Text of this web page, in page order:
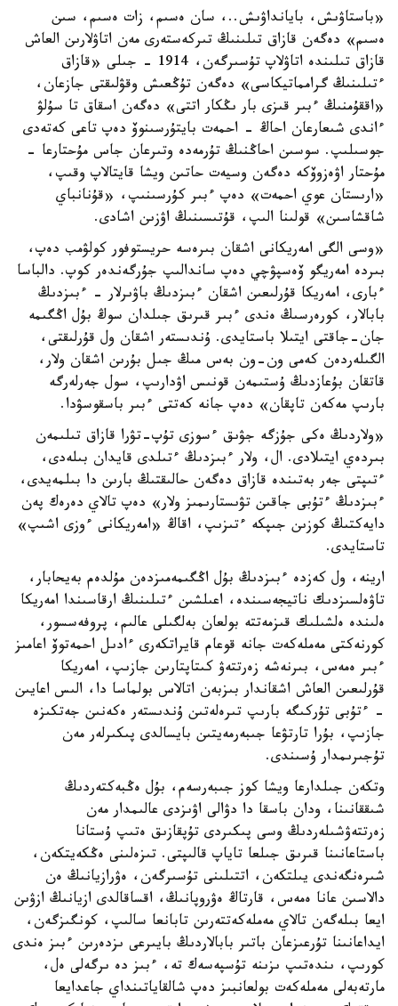
«باستاۋىش، بايانداۋىش..، سان ەسىم، زات ەسىم، سىن
ەسىم» دەگەن قازاق تىلىنىڭ تىركەستەرى مەن اتاۋلارىن العاش
قازاق تىلىندە اتاۋلاپ تۇسىرگەن، 1914 - جىلى «قازاق
ءتىلىنىڭ گرامماتيكاسى» دەگەن تۇڭعىش وقۋلىقتى جازعان،
«اققۇمنىڭ ءبىر قىزى بار ىڭكار اتتى» دەگەن اسقاق تا سۇلۋ
ءاندى شىعارعان احاڭ - احمەت بايتۇرسىنوۆ دەپ تاعى كەتەدى
جوسىلىپ. سوسىن احاڭنىڭ تۇرمەدە وتىرعان جاس مۇحتارعا -
مۇحتار اۋەزوۆكە دەگەن وسيەت حاتىن ويشا قايتالاپ وقىپ،
«ارىستان عوي احمەت» دەپ ءبىر كۇرسىنىپ، «قۇنانباي
شاقشاسىن» قولىنا الىپ، قۇتىسىنىڭ اۋزىن اشادى.
«وسى الگى امەريكانى اشقان بىرەسە حريستوفور كولۋمب دەپ،
بىردە امەريگو ۆەسپۋچي دەپ ساندالىپ جۇرگەندەر كوپ. دالباسا
ءبارى، امەريكا قۇرلىعىن اشقان ءبىزدىڭ باۋىرلار - ءبىزدىڭ
بابالار، كورەرسىڭ ەندى ءبىر قىرىق جىلدان سوڭ بۇل اڭگىمە
جان-جاقتى ايتىلا باستايدى. ۇندىستەر اشقان ول قۇرلىقتى،
الگىلەردەن كەمى ون-ون بەس مىڭ جىل بۇرىن اشقان ولار،
قاتقان بۇعازدىڭ ۇستىمەن قونىس اۋدارىپ، سول جەرلەرگە
بارىپ مەكەن تاپقان» دەپ جانە كەتتى ءبىر باسقوسۋدا.
«ولاردىڭ ەكى جۇزگە جۋىق ءسوزى تۇپ-تۋرا قازاق تىلىمەن
بىردەي ايتىلادى. ال، ولار ءبىزدىڭ ءتىلدى قايدان بىلەدى،
ءتىپتى جەر بەتىندە قازاق دەگەن حالىقتىڭ بارىن دا بىلمەيدى،
ءبىزدىڭ ءتۇبى جاقىن تۋىستارىمىز ولار» دەپ تالاي دەرەك پەن
دايەكتىڭ كوزىن جىپكە ءتىزىپ، اقاڭ «امەريكانى ءوزى اشىپ»
تاستايدى.
ارينە، ول كەزدە ءبىزدىڭ بۇل اڭگىمەمىزدەن مۇلدەم بەيحابار،
تاۋەلسىزدىك ناتيجەسىندە، اعىلشىن ءتىلىنىڭ ارقاسىندا امەريكا
ەلىندە ەلشىلىك قىزمەتتە بولعان بەلگىلى عالىم، پروفەسسور،
كورنەكتى مەملەكەت جانە قوعام قايراتكەرى ءادىل احمەتوۆ اعامىز
ءبىر ەمەس، بىرنەشە زەرتتەۋ كىتاپتارىن جازىپ، امەريكا
قۇرلىعىن العاش اشقاندار بىزبەن اتالاس بولماسا دا، الىس اعايىن
- ءتۇبى تۇركىگە بارىپ تىرەلەتىن ۇندىستەر ەكەنىن جەتكىزە
جازىپ، بۇرا تارتۋعا جىبەرمەيتىن بايسالدى پىكىرلەر مەن
تۇجىرىمدار ۇسىندى.
وتكەن جىلدارعا ويشا كوز جىبەرسەم، بۇل ەڭبەكتەردىڭ
شىققانىنا، ودان باسقا دا دۋالى اۋىزدى عالىمدار مەن
زەرتتەۋشىلەردىڭ وسى پىكىردى تۇپقازىق ەتىپ ۇستانا
باستاعانىنا قىرىق جىلعا تاياپ قالىپتى. تىزەلىنى ەڭكەيتكەن،
شىرەنگەندى يىلتكەن، اتتىلىنى تۇسىرگەن، ەۋرازيانىڭ ەن
دالاسىن عانا ەمەس، قارتاڭ ەۋروپانىڭ، اقساقالدى ازيانىڭ ازۋىن
ايعا بىلەگەن تالاي مەملەكەتتەرىن تابانعا سالىپ، كونگىزگەن،
ايداعانىنا تۇرعىزعان باتىر بابالاردىڭ بايىرعى ىزدەرىن ءبىز ەندى
كورىپ، ىندەتىپ ىزىنە تۇسپەسەك تە، ءبىز دە ىرگەلى ەل،
مارتەبەلى مەملەكەت بولعانبىز دەپ شالقاياتىنداي جاعدايعا